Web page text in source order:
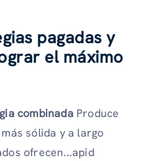
pagadas y
el máximo
combinadaProduce
sólida y a largo
ofrecen...apid